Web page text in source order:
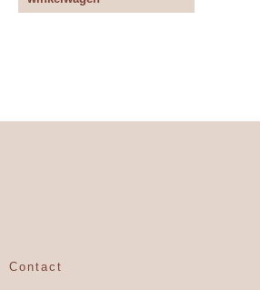
Contact